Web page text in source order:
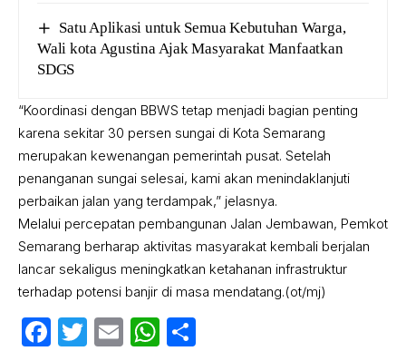
Satu Aplikasi untuk Semua Kebutuhan Warga,
Wali kota Agustina Ajak Masyarakat Manfaatkan
SDGS
“Koordinasi dengan BBWS tetap menjadi bagian penting
karena sekitar 30 persen sungai di Kota Semarang
merupakan kewenangan pemerintah pusat. Setelah
penanganan sungai selesai, kami akan menindaklanjuti
perbaikan jalan yang terdampak,” jelasnya.
Melalui percepatan pembangunan Jalan Jembawan, Pemkot
Semarang berharap aktivitas masyarakat kembali berjalan
lancar sekaligus meningkatkan ketahanan infrastruktur
terhadap potensi banjir di masa mendatang.(ot/mj)
Facebook
Twitter
EmailWhatsApp